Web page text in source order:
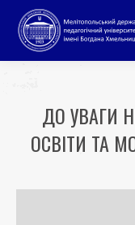
ДО УВАГИ
ОСВІТИ ТА